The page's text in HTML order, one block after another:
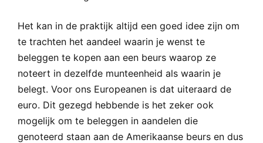
Het kan in de praktijk altijd een goed idee zijn om
te trachten het aandeel waarin je wenst te
beleggen te kopen aan een beurs waarop ze
noteert in dezelfde munteenheid als waarin je
belegt. Voor ons Europeanen is dat uiteraard de
euro. Dit gezegd hebbende is het zeker ook
mogelijk om te beleggen in aandelen die
genoteerd staan aan de Amerikaanse beurs en dus